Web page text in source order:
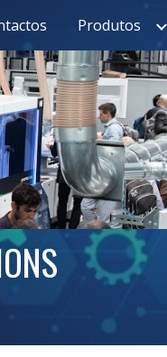
Produtos